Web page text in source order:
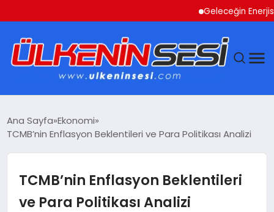
Geleceğin Enerjisi
GÜNDEM
MAGAZIN
Ana Sayfa Ekonomi
TCMB’nin Enflasyon Beklentileri ve Para Politikası Analizi
TCMB’nin Enflasyon Beklentileri
ve Para Politikası Analizi